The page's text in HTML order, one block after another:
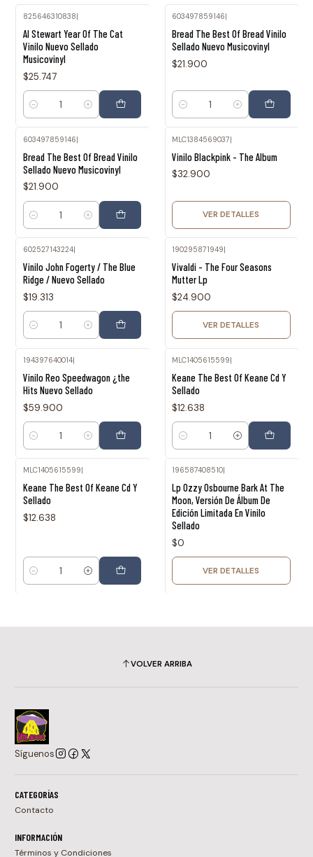
825646310838|
Al Stewart Year Of The Cat
Vinilo Nuevo Sellado
Musicovinyl
$25.747
Cantidad
603497859146|
Bread The Best Of Bread Vinilo
Sellado Nuevo Musicovinyl
$21.900
Cantidad
603497859146|
Bread The Best Of Bread Vinilo
Sellado Nuevo Musicovinyl
$21.900
Cantidad
MLC1384569037|
Vinilo Blackpink - The Album
$32.900
VER DETALLES
602527143224|
Vinilo John Fogerty / The Blue
Ridge / Nuevo Sellado
$19.313
Cantidad
190295871949
Vivaldi - The Four Seasons
Mutter Lp
$24.900
VER DETALLES
194397640014|
Vinilo Reo Speedwagon ¿the
Hits Nuevo Sellado
$59.900
Cantidad
MLC1405615599|
Keane The Best Of Keane Cd Y
Sellado
$12.638
Cantidad
MLC1405615599
Keane The Best Of Keane Cd Y
Sellado
$12.638
Cantidad
196587408510
Lp Ozzy Osbourne Bark At The
Moon, Versión De Álbum De
Edición Limitada En Vinilo
Sellado
$0
VER DETALLES
VOLVER ARRIBA
Síguenos
CATEGORÍAS
Contacto
INFORMACIÓN
Términos y Condiciones